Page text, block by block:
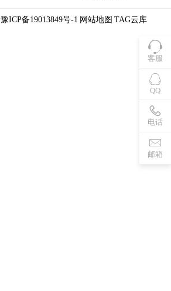
客服
QQ
电话
邮箱
豫ICP备19013849号-1 网站地图 TAG云库